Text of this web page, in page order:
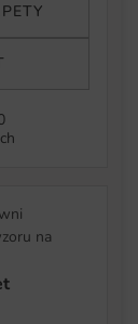
na